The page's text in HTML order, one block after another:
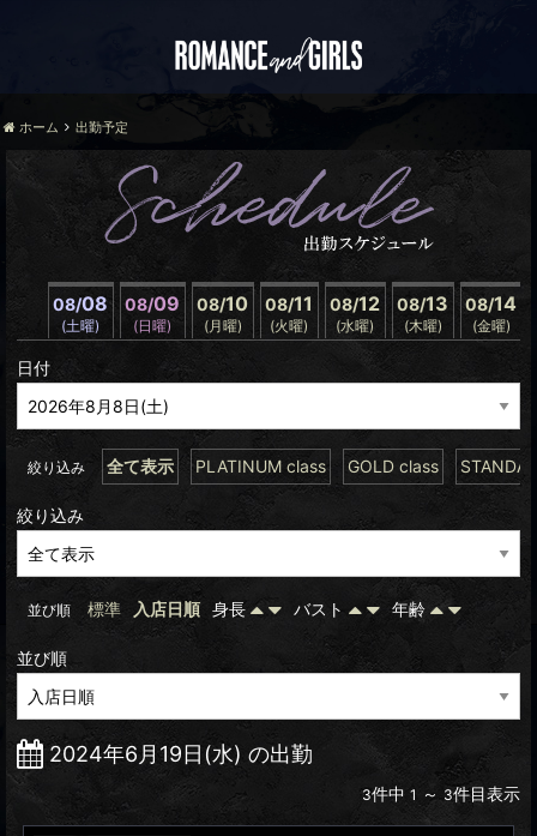
ホーム 出勤予定
08/08
(土曜)
08/09
(日曜)
08/10
(月曜)
08/11
(火曜)
08/12
(水曜)
08/13
(木曜)
08/14
(金曜)
日付
絞り込み 全て表示 PLATINUM class GOLD class
絞り込み
並び順 標準 入店日順 身長 バスト 年齢
並び順
2024年6月19日(水) の出勤
3件中 1 ～ 3件目表示